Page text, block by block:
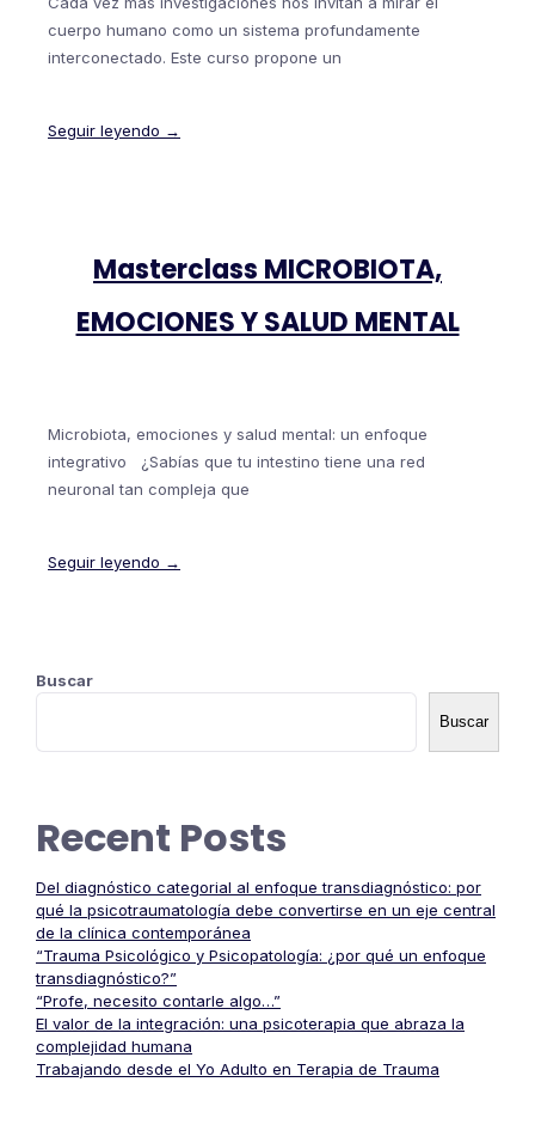
cuerpo humano como un sistema profundamente
interconectado. Este curso propone un
Seguir leyendo →
Masterclass MICROBIOTA,
EMOCIONES Y SALUD MENTAL
Microbiota, emociones y salud mental: un enfoque
integrativo ¿Sabías que tu intestino tiene una red
neuronal tan compleja que
Seguir leyendo →
Buscar
Buscar
Recent Posts
Del diagnóstico categorial al enfoque transdiagnóstico: por
qué la psicotraumatología debe convertirse en un eje central
de la clínica contemporánea
“Trauma Psicológico y Psicopatología: ¿por qué un enfoque
transdiagnóstico?”
“Profe, necesito contarle algo…”
El valor de la integración: una psicoterapia que abraza la
complejidad humana
Trabajando desde el Yo Adulto en Terapia de Trauma